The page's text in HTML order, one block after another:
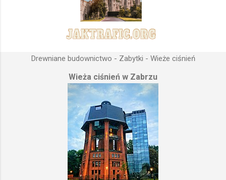
Drewniane budownictwo - Zabytki - Wieże ciśnień
Wieża ciśnień w Zabrzu